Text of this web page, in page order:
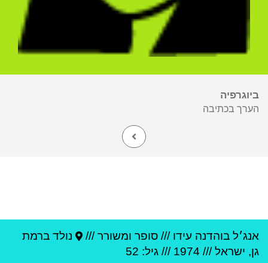
ביוגרפיה
הערך בכתיבה
אנג׳ל בוהדנה עידו /// סופר ומשורר /// נולד ברמת
גן, ישראל///
1974 /// גיל: 52